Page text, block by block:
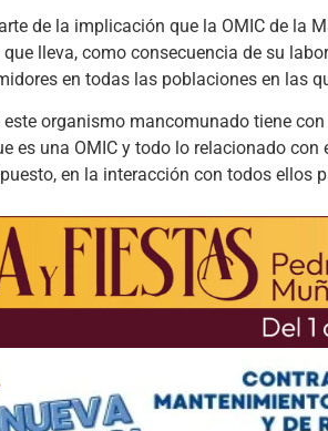
de la implicación que la OMIC de la
lleva, como consecuencia de su
en todas las poblaciones en las
organismo mancomunado tiene
es una OMIC y todo lo relacionado
en la interacción con todos ellos